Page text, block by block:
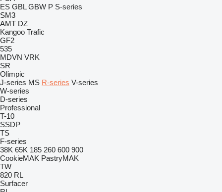
ES GBL GBW P S-series
SM3
AMT DZ
Kangoo Trafic
GF2
535
MDVN VRK
SR
Olimpic
J-series MS R-series V-series
W-series
D-series
Professional
T-10
SSDP
TS
F-series
38K 65K 185 260 600 900
CookieMAK PastryMAK
TW
820 RL
Surfacer